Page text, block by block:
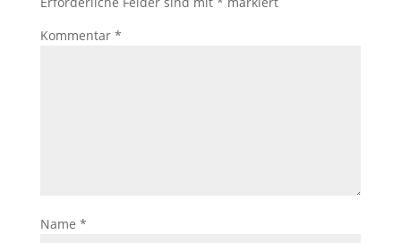
Kommentar *
Name *